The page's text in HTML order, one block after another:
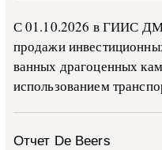
С 01.10.2026 в ГИИС
про­да­жи
ван­ных дра­го­цен­ных
ис­поль­зо­ва­ни­ем
Отчет De Beers